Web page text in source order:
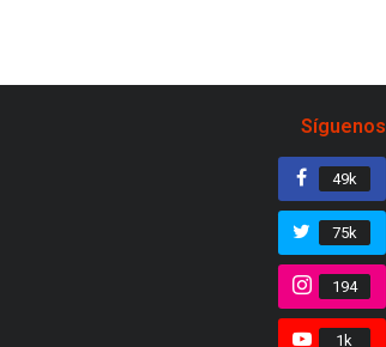
Síguenos
49k
75k
194
1k